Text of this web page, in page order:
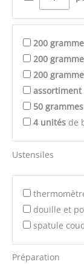
200
200
200
assortiment
50 grammes
4 unités de
Ustensiles
douille et
spatule
Préparation